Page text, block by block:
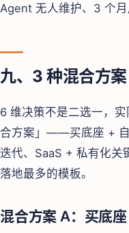
Agent 无人维护、3 个月
九、3 种混合方
6 维决策不是二选一，
合方案」——买底座 +
迭代、SaaS + 私有化关
落地最多的模板。
混合方案 A：买底